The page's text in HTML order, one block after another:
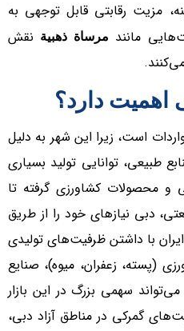
مزیت رقابتی قابل توجهی به
مانند مرساة ذهبیة نقش
اهمیت دارد؟
است، زیرا این شهر به دلیل
طبیعی، توانایی تولید بسیاری
و محصولات کشاورزی گرفته تا
دبی نیازهای خود را از طریق
با داشتن ظرفیت‌های تولیدی
(پسته، زعفران، میوه)، صنایع
سهمی بزرگ در این بازار
گمرکی در مناطق آزاد دبی،